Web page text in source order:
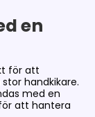
en
för att
handkikare.
med en
att hantera